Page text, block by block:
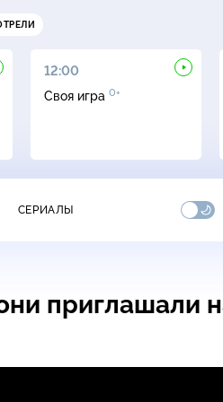
12:00
Своя игра 0+
СЕРИАЛЫ
приглашали